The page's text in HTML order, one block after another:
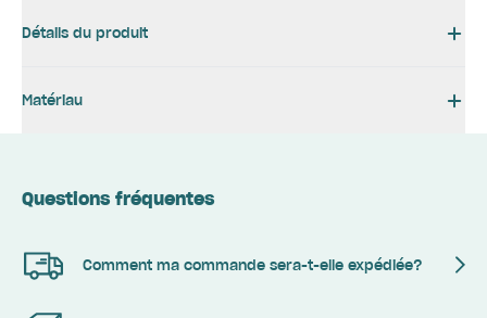
Détails du produit
Matériau
Questions fréquentes
Comment ma commande sera-t-elle expédiée?